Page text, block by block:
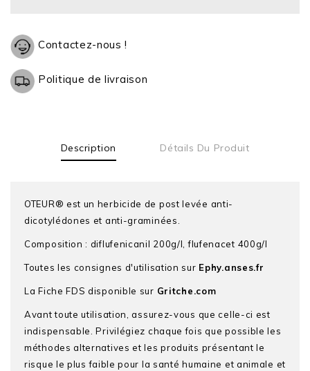
Contactez-nous !
Politique de livraison
Description Détails Du Produit
OTEUR® est un herbicide de post levée anti-
dicotylédones et anti-graminées.
Composition : diflufenicanil 200g/l, flufenacet 400g/l
Toutes les consignes d'utilisation sur Ephy.anses.fr
La Fiche FDS disponible sur Gritche.com
Avant toute utilisation, assurez-vous que celle-ci est
indispensable. Privilégiez chaque fois que possible les
méthodes alternatives et les produits présentant le
risque le plus faible pour la santé humaine et animale et